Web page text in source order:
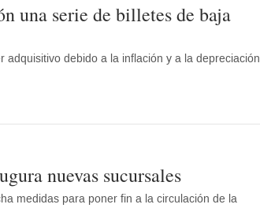
una serie de billetes de baja
debido a la inflación y a la depreciación
nuevas sucursales
medidas para poner fin a la circulación de la